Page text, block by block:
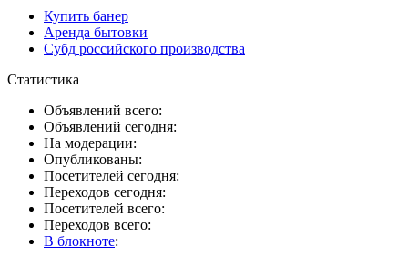
Купить банер
Аренда бытовки
Субд российского производства
Статистика
Объявлений всего:
Объявлений сегодня:
На модерации:
Опубликованы:
Посетителей сегодня:
Переходов сегодня:
Посетителей всего:
Переходов всего:
В блокноте: